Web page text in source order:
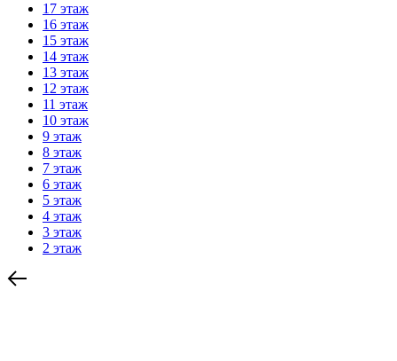
17 этаж
16 этаж
15 этаж
14 этаж
13 этаж
12 этаж
11 этаж
10 этаж
9 этаж
8 этаж
7 этаж
6 этаж
5 этаж
4 этаж
3 этаж
2 этаж